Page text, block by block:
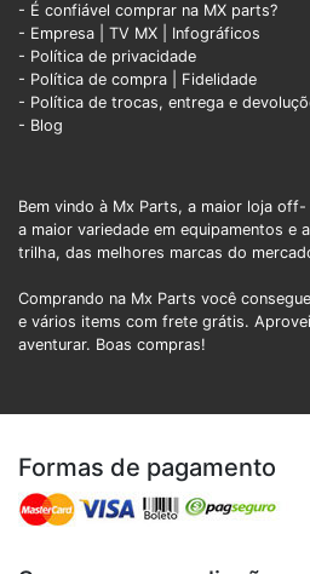
- É confiável comprar na MX parts?
- Empresa
TV MX
Infográficos
- Política de privacidade
- Política de compra | Fidelidade
- Política de trocas, entrega e
- Blog
Bem vindo à Mx Parts, a maior loja
a maior variedade em equipamentos e
trilha, das melhores marcas do
Comprando na Mx Parts você
e vários items com frete grátis.
aventurar. Boas compras!
Formas de pagamento